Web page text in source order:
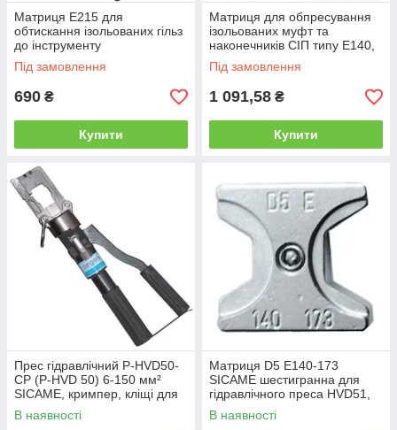
Матриця Е215 для
обтискання ізольованих гільз
до інструменту
e.tool.crimp.jt.150 і
e.tool.crimp.hydr.4.150
Під замовлення
690 ₴
Купити
Матриця для обпресування
ізольованих муфт та
наконечників СІП типу Е140,
Е173, Е215 ЛІЗО, змінні
плашки
Під замовлення
1 091,58 ₴
Купити
Прес гідравлічний P-HVD50-
CP (P-HVD 50) 6-150 мм²
SICAME, кримпер, кліщі для
обтискання наконечників
ручні
В наявності
Матриця D5 E140-173
SICAME шестигранна для
гідравлічного преса HVD51,
змінні матриці для
обпресовування гільз MJPT,
В наявності